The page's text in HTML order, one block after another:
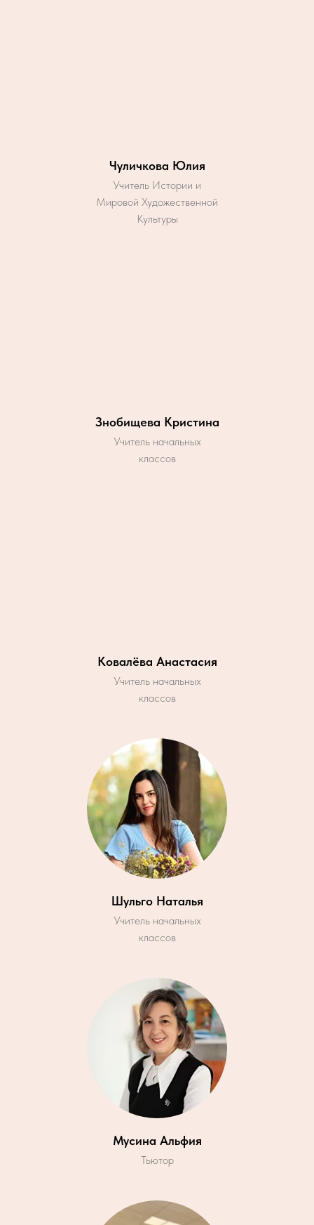
Чуличкова Юлия
Учитель Истории и
Мировой Художественной
Культуры
Знобищева Кристина
Учитель начальных
классов
Ковалёва Анастасия
Учитель начальных
классов
Шульго Наталья
Учитель начальных
классов
Мусина Альфия
Тьютор